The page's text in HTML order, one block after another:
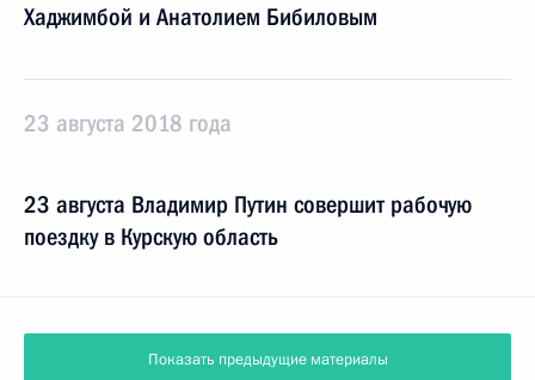
Хаджимбой и Анатолием Бибиловым
23 августа 2018 года
23 августа Владимир Путин совершит рабочую
поездку в Курскую область
Показать предыдущие материалы